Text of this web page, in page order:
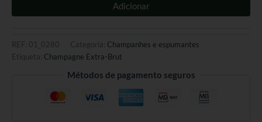
Adicionar
REF: 01_0280 Categoria: Champanhes e espumantes
Etiqueta: Champagne Extra-Brut
Métodos de pagamento seguros